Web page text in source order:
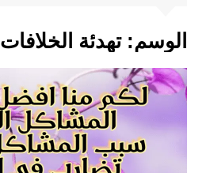
الوسم:تهدئة الخلافات